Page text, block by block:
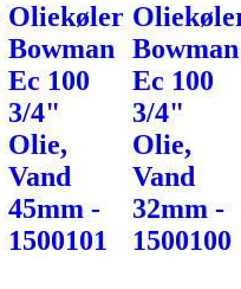
Oliekøler
Bowman
Ec 100
3/4"
Olie,
Vand
45mm -
1500101
Bowman
Ec 100
3/4"
Olie,
Vand
32mm -
1500100